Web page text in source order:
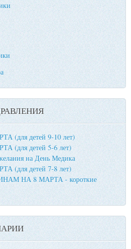
детей 9-10 лет)
(для детей 5-6 лет)
на День Медика
(для детей 7-8 лет)
НА 8 МАРТА - короткие